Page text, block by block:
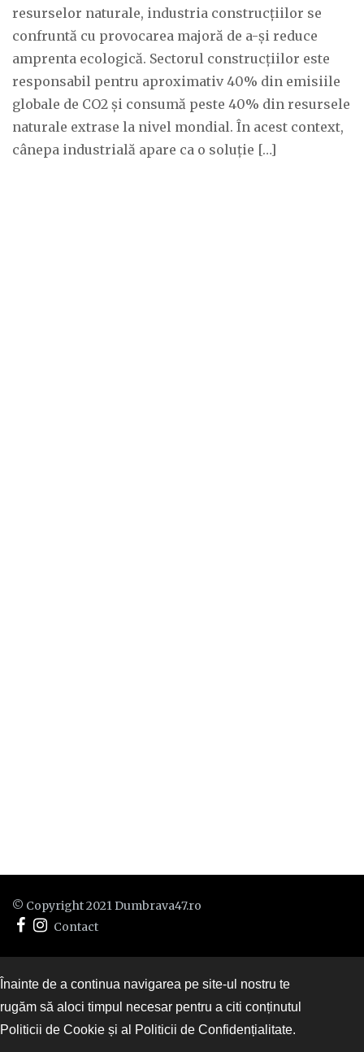
resurselor naturale, industria construcțiilor se
confruntă cu provocarea majoră de a-și reduce
amprenta ecologică. Sectorul construcțiilor este
responsabil pentru aproximativ 40% din emisiile
globale de CO2 și consumă peste 40% din resursele
naturale extrase la nivel mondial. În acest context,
cânepa industrială apare ca o soluție […]
© Copyright 2021 Dumbrava47.ro
Contact
Înainte de a continua navigarea pe site-ul nostru te
rugăm să aloci timpul necesar pentru a citi conținutul
Politicii de Cookie și al Politicii de Confidențialitate.